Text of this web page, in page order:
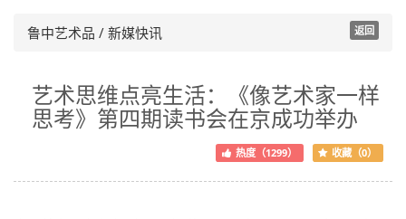
鲁中艺术品 / 新媒快讯 返回
艺术思维点亮生活：《像艺术家一样
思考》第四期读书会在京成功举办
热度（1299） 收藏（0）